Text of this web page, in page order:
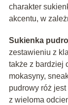
charakter
akcentu, w
Sukienka
zestawieniu z
także z bardziej
mokasyny,
pudrowy róż
z wieloma